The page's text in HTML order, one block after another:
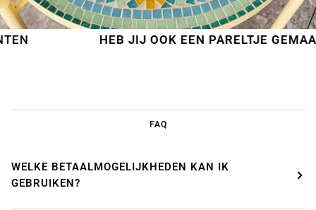
HEB JIJ OOK EEN PARELTJE GEMAAKT?
FAQ
WELKE BETAALMOGELIJKHEDEN KAN IK
GEBRUIKEN?